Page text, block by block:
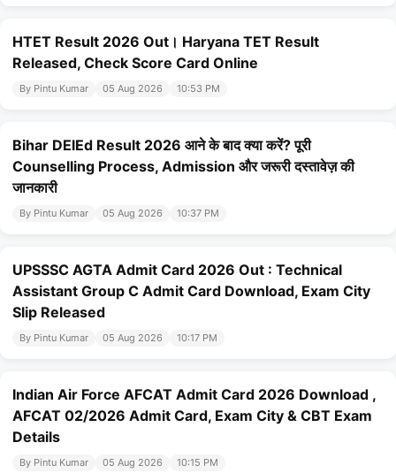
HTET Result 2026 Out। Haryana TET Result
Released, Check Score Card Online
By Pintu Kumar 05 Aug 2026 10:53 PM
Bihar DElEd Result 2026 आने के बाद क्या करें? पूरी
Counselling Process, Admission और जरूरी दस्तावेज़ की
जानकारी
By Pintu Kumar 05 Aug 2026 10:37 PM
UPSSSC AGTA Admit Card 2026 Out : Technical
Assistant Group C Admit Card Download, Exam City
Slip Released
By Pintu Kumar 05 Aug 2026 10:17 PM
Indian Air Force AFCAT Admit Card 2026 Download ,
AFCAT 02/2026 Admit Card, Exam City & CBT Exam
Details
By Pintu Kumar 05 Aug 2026 10:15 PM